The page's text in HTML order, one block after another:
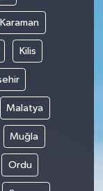
Karaman
Kilis
Malatya
Muğla
Ordu